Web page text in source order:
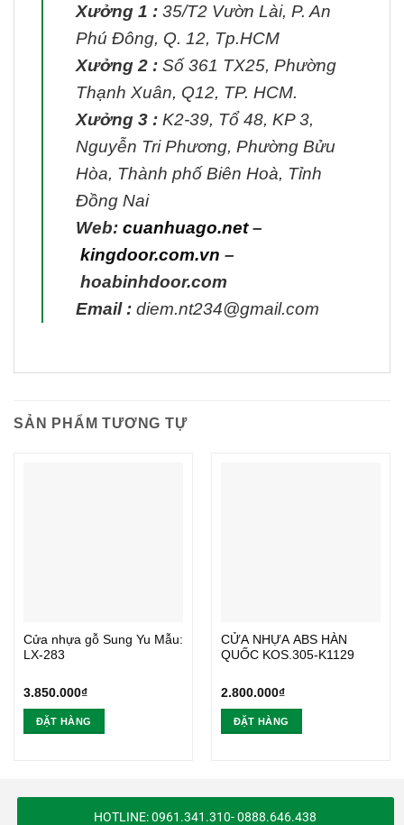
Xưởng 1 : 35/T2 Vườn Lài, P. An
Phú Đông, Q. 12, Tp.HCM
Xưởng 2 : Số 361 TX25, Phường
Thạnh Xuân, Q12, TP. HCM.
Xưởng 3 : K2-39, Tổ 48, KP 3,
Nguyễn Tri Phương, Phường Bửu
Hòa, Thành phố Biên Hoà, Tỉnh
Đồng Nai
Web: cuanhuago.net–
kingdoor.com.vn –
hoabinhdoor.com
Email : diem.nt234@gmail.com
SẢN PHẨM TƯƠNG TỰ
Cửa nhựa gỗ Sung Yu Mẫu:
LX-283
3.850.000₫
ĐẶT HÀNG
CỬA NHỰA ABS HÀN
QUỐC KOS.305-K1129
2.800.000₫
ĐẶT HÀNG
HOTLINE: 0961.341.310- 0888.646.438